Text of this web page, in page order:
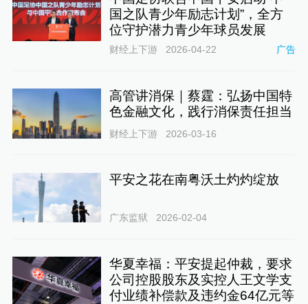
国之队青少年励志计划”，全方
位守护潜力青少年球员发展
财经上下游 2026-04-22 广告
高管讲消保｜蔡霆：弘扬中国特
色金融文化，践行消保责任担当
财经上下游 2026-03-16
平安之花在南粤沃土灼灼绽放
广东监狱 2026-02-04
华夏幸福：平安提起仲裁，要求
公司控股股东及实控人王文学支
付业绩补偿款及违约金64亿元等